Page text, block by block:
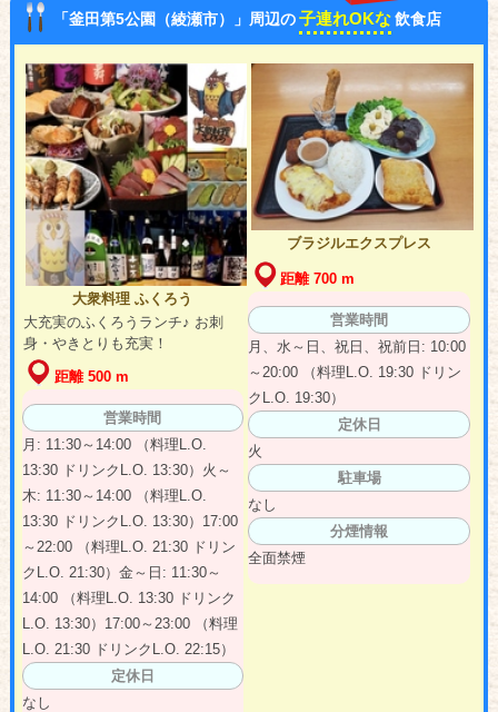
「釜田第5公園（綾瀬市）」周辺の子連れOKな 飲食店
大衆料理 ふくろう
大充実のふくろうランチ♪ お刺
身・やきとりも充実！
距離 500 m
営業時間
月: 11:30～14:00 （料理L.O.
13:30 ドリンクL.O. 13:30）火～
木: 11:30～14:00 （料理L.O.
13:30 ドリンクL.O. 13:30）17:00
～22:00 （料理L.O. 21:30 ドリン
クL.O. 21:30）金～日: 11:30～
14:00 （料理L.O. 13:30 ドリンク
L.O. 13:30）17:00～23:00 （料理
L.O. 21:30 ドリンクL.O. 22:15）
定休日
なし
ブラジルエクスプレス
距離 700 m
営業時間
月、水～日、祝日、祝前日: 10:00
～20:00 （料理L.O. 19:30 ドリン
クL.O. 19:30）
定休日
火
駐車場
なし
分煙情報
全面禁煙